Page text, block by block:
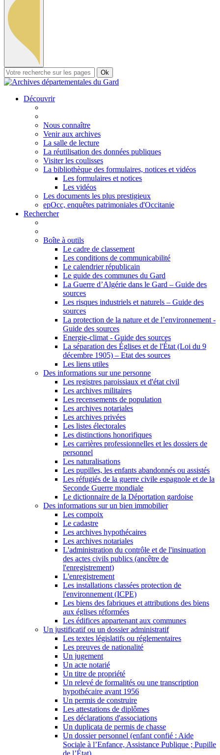
Ok
Découvrir
Nous connaître
Venir aux archives
La salle de lecture
La réutilisation des données publiques
Visiter les coulisses
La bibliothèque des formulaires, notices et vidéos
Les formulaires et notices
Les vidéos
Les documents les plus prestigieux
epOcc, enquêtes patrimoniales d'Occitanie
Rechercher
Boîte à outils
Le cadre de classement
Les conditions de communicabilité
Le calendrier républicain
Le guide des communes du Gard
La Guerre d’Algérie dans le Gard – Guide des
sources
Les risques industriels et naturels – Guide des
sources
La protection de la nature et de l’environnement -
Guide des sources
Energie-climat - Guide des sources
La séparation des Églises et de l'État (Loi du 9
décembre 1905) – Etat des sources
Les liens utiles
Des informations sur une personne
Les registres paroissiaux et d'état civil
Les archives militaires
Les recensements de population
Les archives notariales
Les archives privées
Les listes électorales
Les distinctions honorifiques
Les carrières professionnelles et les dossiers de
personnel
Les naturalisations
Les pupilles, les enfants abandonnés ou assistés
Les réfugiés de la guerre civile espagnole et de la
Seconde Guerre mondiale
Le dictionnaire de la Déportation gardoise
Des informations sur un bien immobilier
Les compoix
Le cadastre
Les archives hypothécaires
Les archives notariales
L'administration du contrôle et de l'insinuation
des actes civils publics (ancêtre de
l'enregistrement)
L'enregistrement
Les installations classées protection de
l'environnement (ICPE)
Les biens des fabriques et attributions des biens
aux églises réformées
Les édifices appartenant aux communes
Un justificatif ou un dossier administratif
Les textes législatifs ou réglementaires
Les preuves de nationalité
Un jugement
Un acte notarié
Un titre de propriété
Un relevé de formalités ou une transcription
hypothécaire avant 1956
Un permis de construire
Les attestations de diplômes
Les déclarations d'associations
Un duplicata de permis de chasse
Un dossier personnel (enfant confié : Aide
Sociale à l’Enfance, Assistance Publique ; Pupille
de l’État)